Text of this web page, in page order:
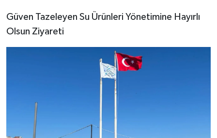
​Güven Tazeleyen Su Ürünleri Yönetimine Hayırlı
Olsun Ziyareti